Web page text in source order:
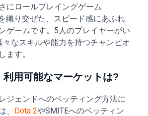
にロールプレイングゲーム
織り交ぜた、スピード感にあふれ
ゲームです。5人のプレイヤーがい
々なスキルや能力を持つチャンピオ
ます。
用可能なマーケットは?
ジェンドへのベッティング方法に
、 Dota 2やSMITEへのベッティン